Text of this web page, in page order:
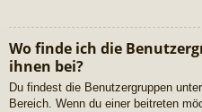
Wo finde ich die
ihnen bei?
Du findest die Benutzergruppen
Bereich. Wenn du einer beitreten